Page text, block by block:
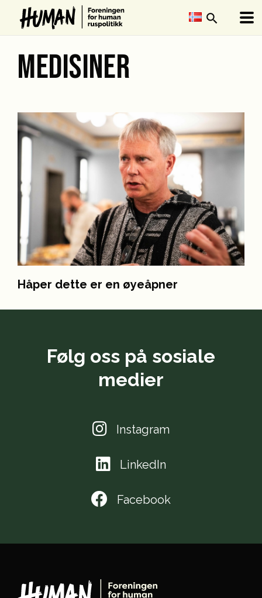
search
MEDISINER
Håper dette er en øyeåpner
Følg oss på sosiale
medier
Instagram
LinkedIn
Facebook